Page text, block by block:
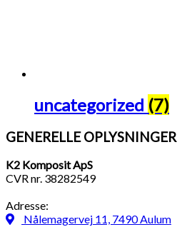
uncategorized (7)
GENERELLE OPLYSNINGER
K2 Komposit ApS
CVR nr. 38282549
Adresse:
Nålemagervej 11, 7490 Aulum